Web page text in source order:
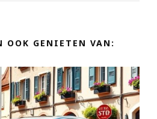
OOK GENIETEN VAN: